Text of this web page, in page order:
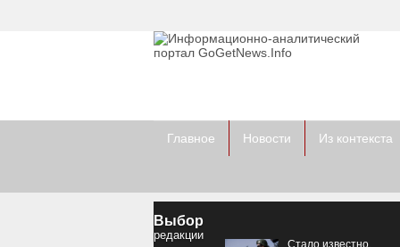
Главное Новости Из контекста
Выбор
редакции
Стало известно,